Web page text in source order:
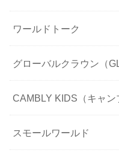
ワールドトーク
グローバルクラウン（
CAMBLY KIDS（キャン
スモールワールド